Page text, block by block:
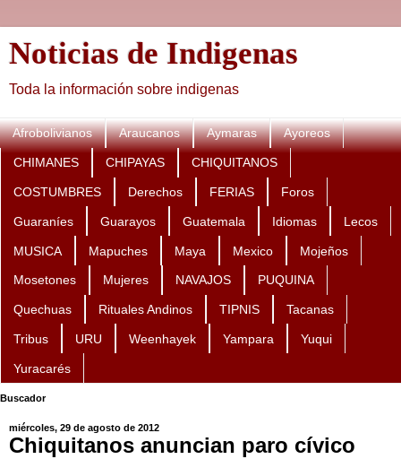
Noticias de Indigenas
Toda la información sobre indigenas
Afrobolivianos Araucanos Aymaras Ayoreos
CHIMANES CHIPAYAS CHIQUITANOS
COSTUMBRES Derechos FERIAS Foros
Guaraníes Guarayos Guatemala Idiomas Lecos
MUSICA Mapuches Maya Mexico Mojeños
Mosetones Mujeres NAVAJOS PUQUINA
Quechuas Rituales Andinos TIPNIS Tacanas
Tribus URU Weenhayek Yampara Yuqui
Yuracarés
Buscador
miércoles, 29 de agosto de 2012
Chiquitanos anuncian paro cívico